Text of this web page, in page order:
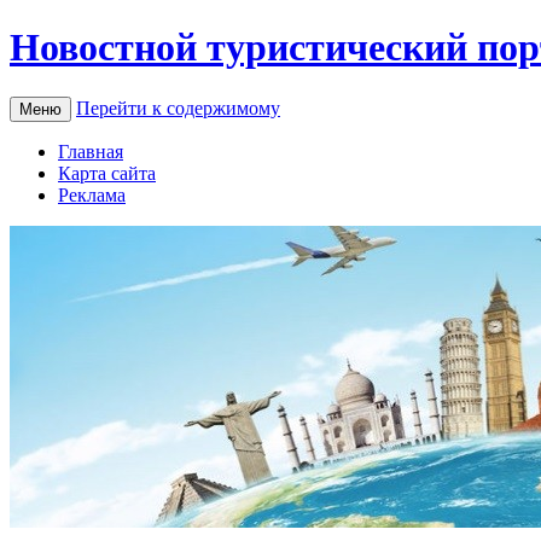
Новостной туристический
Меню Перейти к содержимому
Главная
Карта сайта
Реклама